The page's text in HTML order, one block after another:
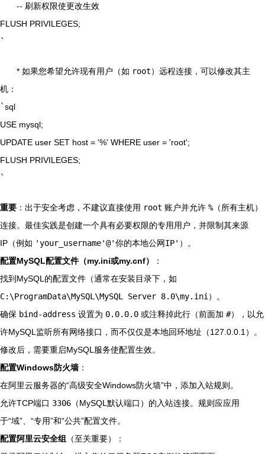
-- 刷新权限使更改生效
FLUSH PRIVILEGES;
`
* 如果您希望允许现有用户（如 root）远程连接，可以修改其主
机：
`sql
USE mysql;
UPDATE user SET host = '%' WHERE user = 'root';
FLUSH PRIVILEGES;
`
重要 ：出于安全考虑，不建议直接使用 root 账户并允许 %（所有主机）
连接。最佳实践是创建一个具有必要权限的专用用户，并限制其来源
IP（例如 'your_username'@'你的本地公网IP' ）。
配置MySQL配置文件（my.ini或my.cnf）
：
找到MySQL的配置文件（通常在安装目录下，如
C:\ProgramData\MySQL\MySQL Server 8.0\my.ini ）。
确保 bind-address 设置为 0.0.0.0 或注释掉此行（前面加 #），以允
许MySQL监听所有网络接口，而不仅仅是本地回环地址（127.0.0.1）。
修改后，需要重启MySQL服务使配置生效。
配置Windows防火墙：
在阿里云服务器的“高级安全Windows防火墙”中，添加入站规则。
允许TCP端口 3306 （MySQL默认端口）的入站连接。规则应应用
于“域”、“专用”和“公共”配置文件。
配置阿里云安全组
（至关重要）：